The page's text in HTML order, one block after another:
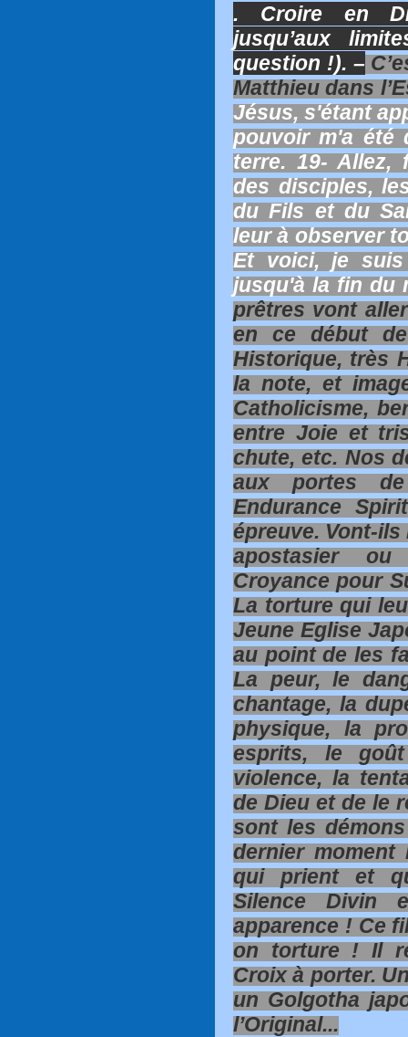
. Croire en
jusqu’aux
question !). –
Matthieu dans
Jésus, s'étant
pouvoir m'a été
terre. 19- Allez,
des disciples,
du Fils et du
leur à observer
Et voici, je
jusqu'à la fin du
prêtres vont
en ce début
Historique, très
la note, et
Catholicisme,
entre Joie et
chute, etc. Nos
aux portes
Endurance
épreuve. Vont-
apostasier
Croyance pour
La torture qui
Jeune Eglise
au point de les
La peur, le
chantage, la
physique, la
esprits, le
violence, la
de Dieu et de le
sont les
dernier moment
qui prient et
Silence Divin
apparence ! Ce
on torture ! Il
Croix à porter.
un Golgotha
l’Original...